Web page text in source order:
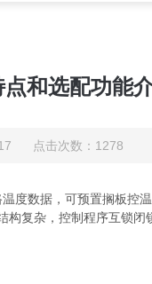
和选配功能
17 点击次数：1278
度数据，可预置搁板控
复杂，控制程序互锁闭